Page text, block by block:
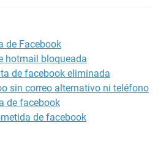
de Facebook
hotmail bloqueada
de facebook eliminada
sin correo alternativo ni teléfono
de facebook
de facebook